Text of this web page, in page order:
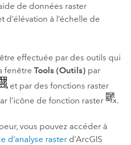
de données raster
d’élévation à l’échelle de
effectuée par des outils qui
fenêtre Tools (Outils) par
et par des fonctions raster
l’icône de fonction raster
.
vous pouvez accéder à
d’analyse rasterd’ArcGIS